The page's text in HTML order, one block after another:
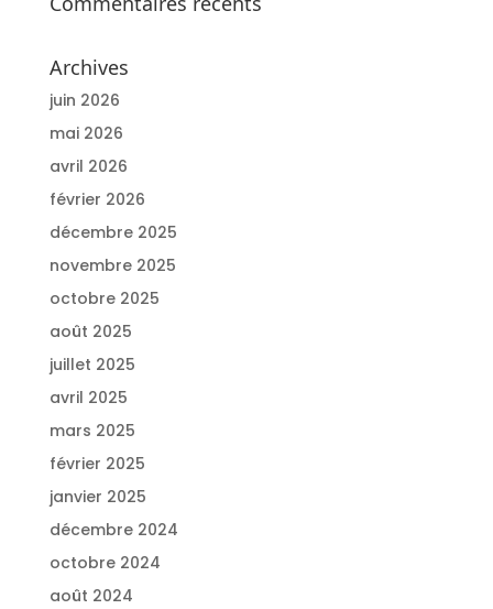
Archives
juin 2026
mai 2026
avril 2026
février 2026
décembre 2025
novembre 2025
octobre 2025
août 2025
juillet 2025
avril 2025
mars 2025
février 2025
janvier 2025
décembre 2024
octobre 2024
août 2024